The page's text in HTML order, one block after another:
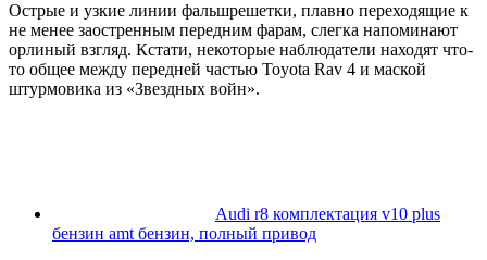
Острые и узкие линии фальшрешетки, плавно переходящие к
не менее заостренным передним фарам, слегка напоминают
орлиный взгляд. Кстати, некоторые наблюдатели находят что-
то общее между передней частью Toyota Rav 4 и маской
штурмовика из «Звездных войн».
Audi r8 комплектация v10 plus
бензин amt бензин, полный привод